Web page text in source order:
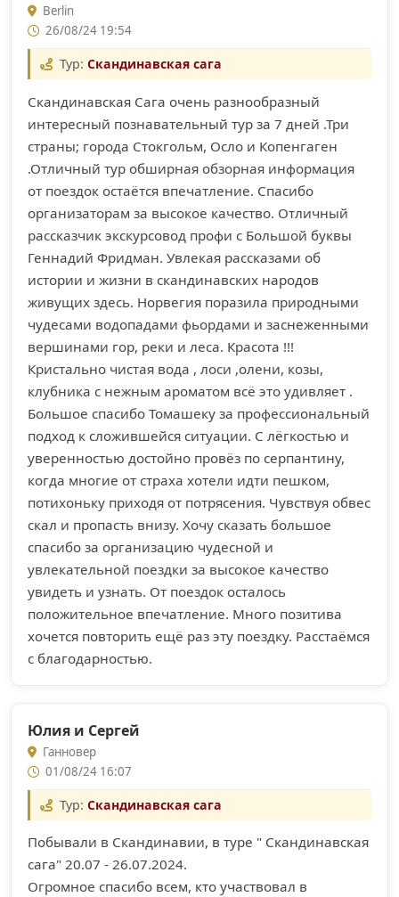
Berlin
26/08/24 19:54
Тур: Скандинавская сага
Скандинавская Сага очень разнообразный
интересный познавательный тур за 7 дней .Три
страны; города Стокгольм, Осло и Копенгаген
.Отличный тур обширная обзорная информация
от поездок остаётся впечатление. Спасибо
организаторам за высокое качество. Отличный
рассказчик экскурсовод профи с Большой буквы
Геннадий Фридман. Увлекая рассказами об
истории и жизни в скандинавских народов
живущих здесь. Норвегия поразила природными
чудесами водопадами фьордами и заснеженными
вершинами гор, реки и леса. Красота !!!
Кристально чистая вода , лоси ,олени, козы,
клубника с нежным ароматом всё это удивляет .
Большое спасибо Томашеку за профессиональный
подход к сложившейся ситуации. С лёгкостью и
уверенностью достойно провёз по серпантину,
когда многие от страха хотели идти пешком,
потихоньку приходя от потрясения. Чувствуя обвес
скал и пропасть внизу. Хочу сказать большое
спасибо за организацию чудесной и
увлекательной поездки за высокое качество
увидеть и узнать. От поездок осталось
положительное впечатление. Много позитива
хочется повторить ещё раз эту поездку. Расстаёмся
с благодарностью.
Юлия и Сергей
Ганновер
01/08/24 16:07
Тур: Скандинавская сага
Побывали в Скандинавии, в туре " Скандинавская
сага" 20.07 - 26.07.2024.
Огромное спасибо всем, кто участвовал в